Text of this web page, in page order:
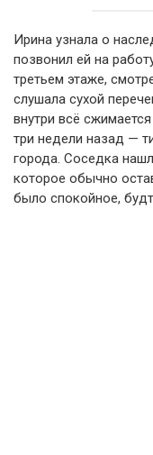
Ирина узнала о
позвонил ей на
третьем этаже,
слушала сухой
внутри всё
три недели назад —
города. Соседка
которое обычно
было спокойное,